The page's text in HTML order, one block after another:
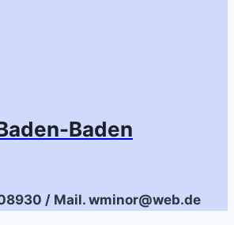
Baden
/ Mail. wminor@web.de